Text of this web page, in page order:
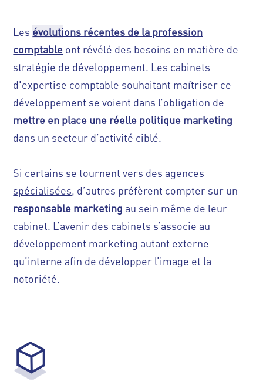
Les évolutions récentes de la profession
comptable ont révélé des besoins en matière de
stratégie de développement. Les cabinets
d'expertise comptable souhaitant maîtriser ce
développement se voient dans l’obligation de
mettre en place une réelle politique marketing
dans un secteur d’activité ciblé.
Si certains se tournent vers des agences
spécialisées, d’autres préfèrent compter sur un
responsable marketing au sein même de leur
cabinet. L’avenir des cabinets s’associe au
développement marketing autant externe
qu’interne afin de développer l’image et la
notoriété.